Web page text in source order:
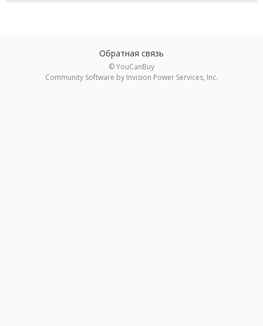
Обратная связь
© YouCanBuy
Community Software by Invision Power Services, Inc.